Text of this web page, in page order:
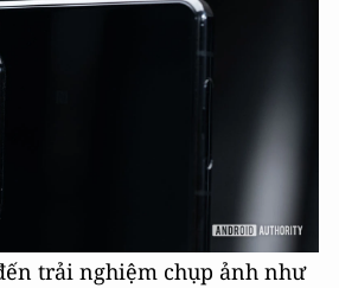
trải nghiệm chụp ảnh như